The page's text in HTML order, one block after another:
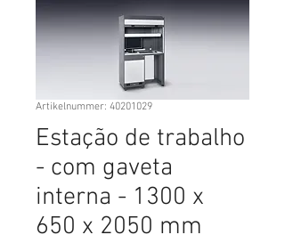
Artikelnummer: 40201029
Estação de trabalho
- com gaveta
interna - 1300 x
650 x 2050 mm